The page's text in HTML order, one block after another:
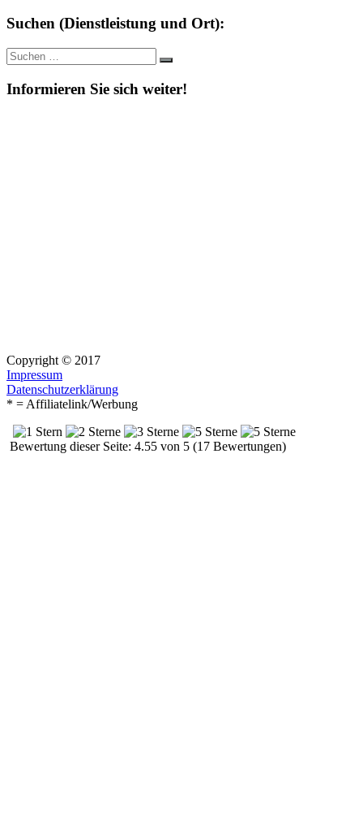
Suchen (Dienstleistung und Ort):
Suche
nach:
Suchen
Informieren Sie sich weiter!
Copyright © 2017
Impressum
Datenschutzerklärung
* = Affiliatelink/Werbung
Bewertung dieser Seite: 4.55 von 5 (17 Bewertungen)